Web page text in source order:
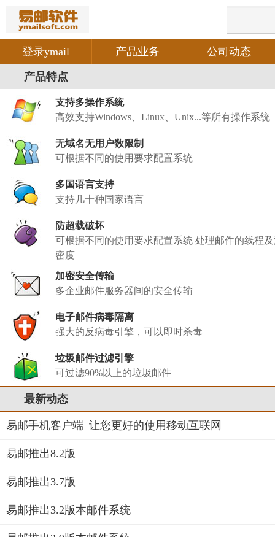
登录ymail 产品业务 公司动态
产品特点
支持多操作系统
高效支持Windows、Linux、Unix...等所有操作系统
无域名无用户数限制
可根据不同的使用要求配置系统
多国语言支持
支持几十种国家语言
防超载破坏
可根据不同的使用要求配置系统 处理邮件的线程
密度
加密安全传输
多企业邮件服务器间的安全传输
电子邮件病毒隔离
强大的反病毒引擎，可以即时杀毒
垃圾邮件过滤引擎
可过滤90%以上的垃圾邮件
最新动态
易邮手机客户端_让您更好的使用移动互联网
易邮推出8.2版
易邮推出3.7版
易邮推出3.2版本邮件系统